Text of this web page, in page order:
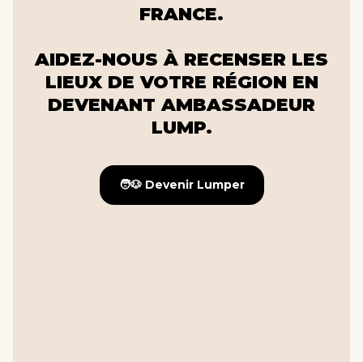
FRANCE.
AIDEZ-NOUS À RECENSER LES
LIEUX DE VOTRE RÉGION EN
DEVENANT AMBASSADEUR
LUMP.
🧑🐶 Devenir Lumper
🧑🐶 Devenir Lumper